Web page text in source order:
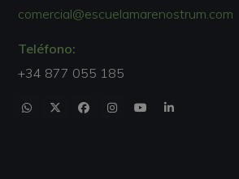
comercial@escuelamarenostrum.com
Teléfono:
+34 877 055 185